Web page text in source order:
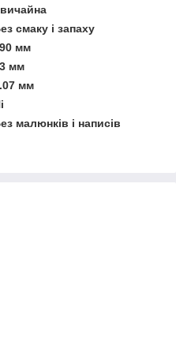
смаку і запаху
мм
мм
мм
малюнків і написів